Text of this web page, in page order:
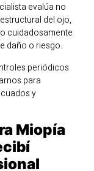
evalúa no
del ojo,
cuidadosamente
daño o riesgo.
periódicos
para
y
Miopía